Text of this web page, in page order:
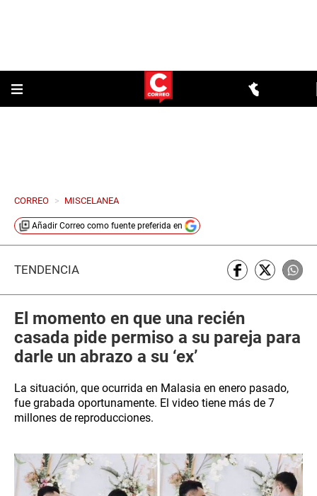
CORREO > MISCELANEA
Añadir Correo como fuente preferida en
TENDENCIA
El momento en que una recién
casada pide permiso a su pareja para
darle un abrazo a su ‘ex’
La situación, que ocurrida en Malasia en enero pasado,
fue grabada oportunamente. El video tiene más de 7
millones de reproducciones.